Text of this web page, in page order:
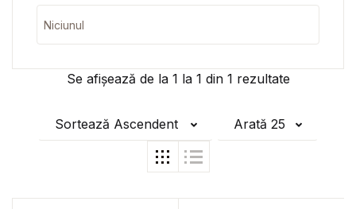
Se afișează de la 1 la 1 din 1 rezultate
Sortează Ascendent Arată 25